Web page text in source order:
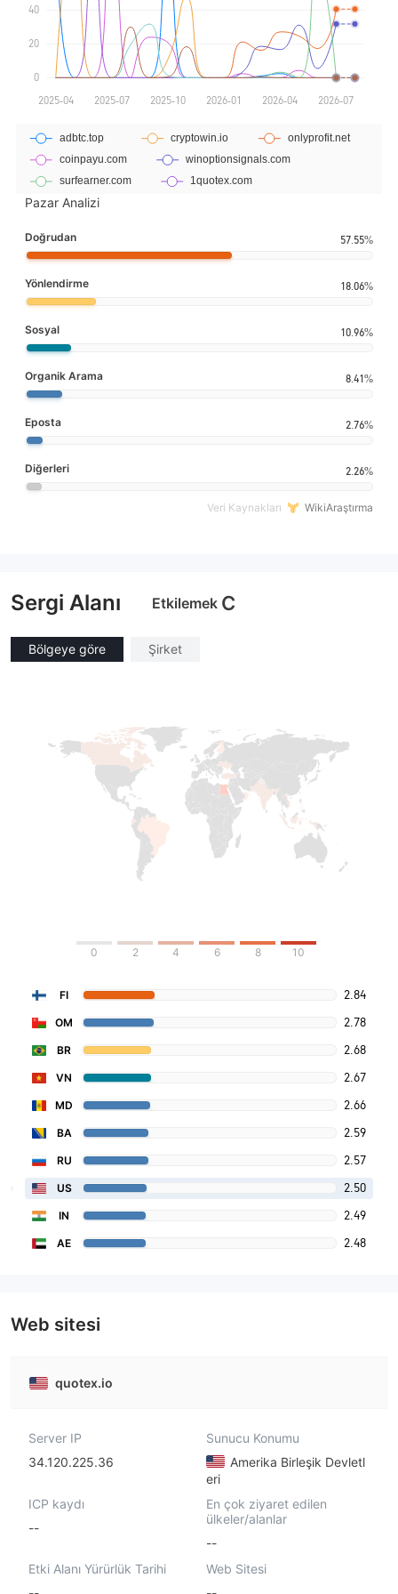
Pazar Analizi
Doğrudan 57.55%
Yönlendirme 18.06%
Sosyal 10.96%
Organik Arama 8.41%
Eposta 2.76%
Diğerleri 2.26%
Veri Kaynakları WikiAraştırma
Sergi Alanı Etkilemek C
Bölgeye göre Şirket
0 2 4 6 8 10
FI 2.84
OM 2.78
BR 2.68
VN 2.67
MD 2.66
BA 2.59
RU 2.57
US 2.50
IN 2.49
AE 2.48
Web sitesi
quotex.io
Server IP
34.120.225.36
Sunucu Konumu
Amerika Birleşik Devletl
eri
ICP kaydı
--
En çok ziyaret edilen
ülkeler/alanlar
--
Etki Alanı Yürürlük Tarihi
Web Sitesi